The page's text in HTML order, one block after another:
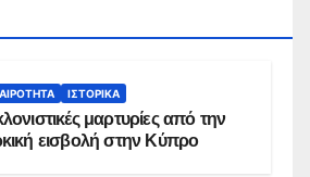
ΙΣΤΟΡΙΚΆ
μαρτυρίες από την
εισβολή στην Κύπρο